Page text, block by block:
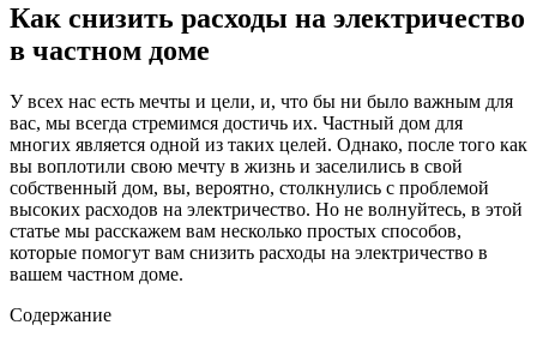
Как снизить расходы на электричество
в частном доме
У всех нас есть мечты и цели, и, что бы ни было важным для
вас, мы всегда стремимся достичь их. Частный дом для
многих является одной из таких целей. Однако, после того как
вы воплотили свою мечту в жизнь и заселились в свой
собственный дом, вы, вероятно, столкнулись с проблемой
высоких расходов на электричество. Но не волнуйтесь, в этой
статье мы расскажем вам несколько простых способов,
которые помогут вам снизить расходы на электричество в
вашем частном доме.
Содержание